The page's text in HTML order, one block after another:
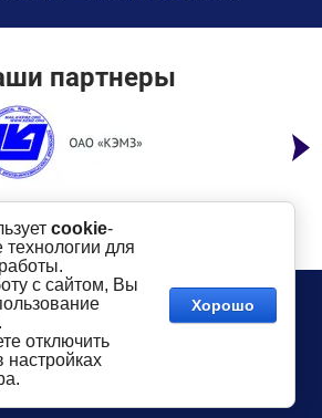
партнеры
6-96-00
ул. Маяковского, 19
им. В.А. Дегтярева
сайта разрешается
Сайт создан в:
megagroup.ru
cookie-
для
с сайтом, Вы
отключить
настройках
Хорошо